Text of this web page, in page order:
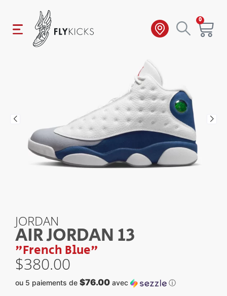
0
JORDAN
AIR JORDAN 13
"French Blue"
$380.00
ou 5 paiements de $76.00 avec ⓘ